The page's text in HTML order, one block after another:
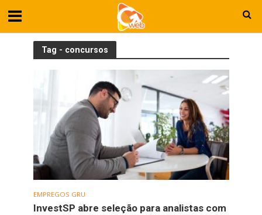
Tag - concursos
EMPREGOS GRU
InvestSP abre seleção para analistas com